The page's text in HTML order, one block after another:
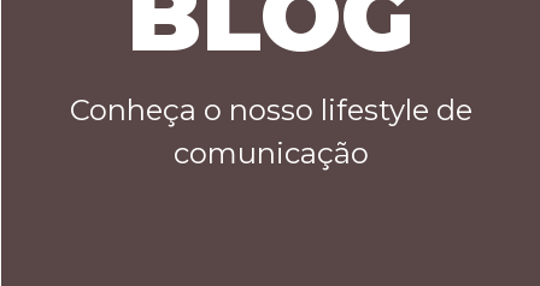
Conheça o nosso lifestyle de
comunicação